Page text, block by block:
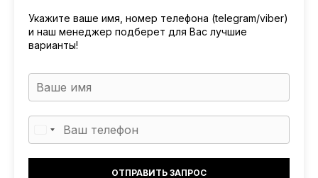
Укажите ваше имя, номер телефона (telegram/viber)
и наш менеджер подберет для Вас лучшие
варианты!